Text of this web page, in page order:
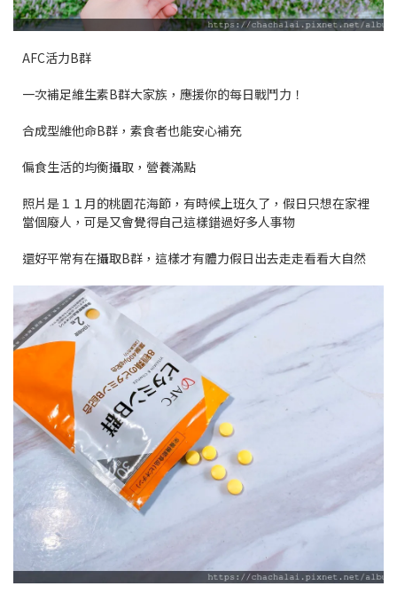
AFC活力B群
一次補足維生素B群大家族，應援你的每日戰鬥力！
合成型維他命B群，素食者也能安心補充
偏食生活的均衡攝取，營養滿點
照片是１１月的桃園花海節，有時候上班久了，假日只想在家裡
當個廢人，可是又會覺得自己這樣錯過好多人事物
還好平常有在攝取B群，這樣才有體力假日出去走走看看大自然